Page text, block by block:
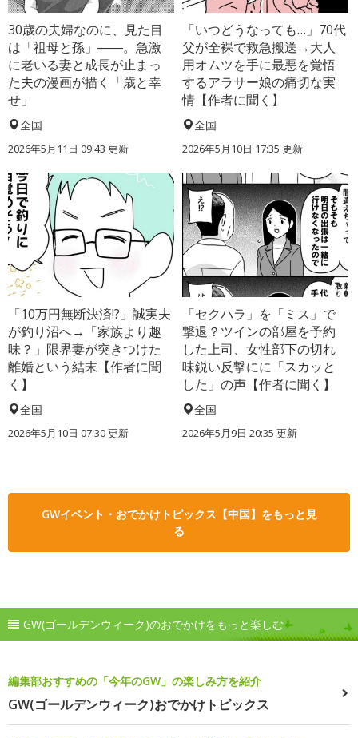
30歳の夫婦なのに、見た目
は「祖母と孫」――。急激
に老いる妻と成長が止まっ
た夫の漫画が描く「歳と幸
せ」
全国
2026年5月11日 09:43 更新
「いつどうなっても…」70代
父が全裸で救急搬送→大人
用オムツを手に最悪を覚悟
するアラサー娘の痛切な実
情【作者に聞く】
全国
2026年5月10日 17:35 更新
「10万円無断決済!?」誠実夫
が釣り沼へ→「家族より趣
味？」限界妻が突きつけた
離婚という結末【作者に聞
く】
全国
2026年5月10日 07:30 更新
「セクハラ」を「ミス」で
撃退？ツインの部屋を予約
した上司、女性部下の切れ
味鋭い反撃にに「スカッと
した」の声【作者に聞く】
全国
2026年5月9日 20:35 更新
GWイベント・おでかけトピックス【中国】をもっと見
る
GW(ゴールデンウィーク)のおでかけをもっと楽しむ
編集部おすすめの「今年のGW」の楽しみ方を紹介
GW(ゴールデンウィーク)おでかけトピックス